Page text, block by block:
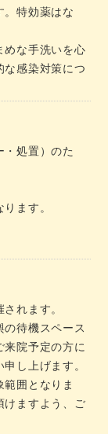
。特効薬はな
めな手洗いを心
な感染対策につ
・処置）のた
ます。
れます。
の待機スペース
来院予定の方に
し上げます。
範囲となりま
けますよう、ご